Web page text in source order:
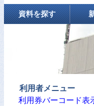
資料を探す
利用者メニュー
利用券バーコード表